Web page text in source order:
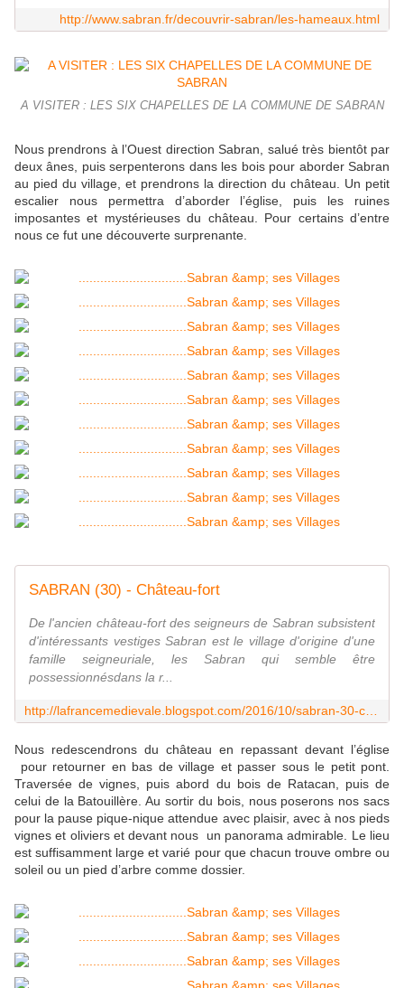
http://www.sabran.fr/decouvrir-sabran/les-hameaux.html
A VISITER : LES SIX CHAPELLES DE LA COMMUNE DE SABRAN
Nous prendrons à l’Ouest direction Sabran, salué très bientôt par
deux ânes, puis serpenterons dans les bois pour aborder Sabran
au pied du village, et prendrons la direction du château. Un petit
escalier nous permettra d’aborder l’église, puis les ruines
imposantes et mystérieuses du château. Pour certains d’entre
nous ce fut une découverte surprenante.
SABRAN (30) - Château-fort
De l'ancien château-fort des seigneurs de Sabran subsistent
d'intéressants vestiges Sabran est le village d'origine d'une
famille seigneuriale, les Sabran qui semble être
possessionnésdans la r...
Nous redescendrons du château en repassant devant l’église
pour retourner en bas de village et passer sous le petit pont.
Traversée de vignes, puis abord du bois de Ratacan, puis de
celui de la Batouillère. Au sortir du bois, nous poserons nos sacs
pour la pause pique-nique attendue avec plaisir, avec à nos pieds
vignes et oliviers et devant nous un panorama admirable. Le lieu
est suffisamment large et varié pour que chacun trouve ombre ou
soleil ou un pied d’arbre comme dossier.